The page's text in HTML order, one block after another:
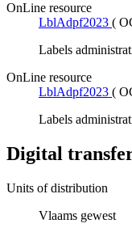
OnLine resource
LblAdpf2023 (
Labels
OnLine resource
LblAdpf2023 (
Labels
Digital
Units of distribution
Vlaams gewest